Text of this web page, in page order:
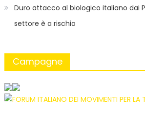
Duro attacco al biologico italiano dai
settore è a rischio
Campagne